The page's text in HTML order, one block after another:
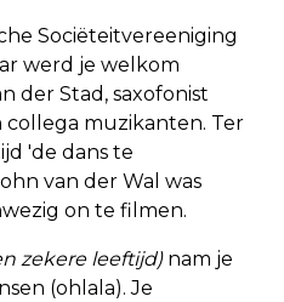
Sociëteitvereeniging
werd je welkom
der Stad, saxofonist
collega muzikanten. Ter
'de dans te
van der Wal was
on te filmen.
zekere leeftijd)nam je
(ohlala). Je